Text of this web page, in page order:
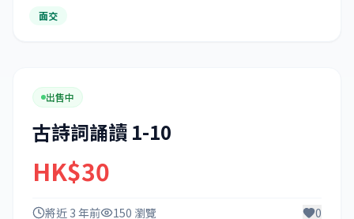
面交
出售中
古詩詞誦讀 1-10
HK$30
將近 3 年前 150 瀏覽 0